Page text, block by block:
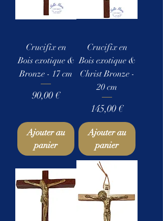
Crucifix en
Bois exotique &
Bronze - 17 cm
Prix
90,00 €
Ajouter au
panier
Crucifix en
Bois exotique &
Christ Bronze -
20 cm
Prix
145,00 €
Ajouter au
panier